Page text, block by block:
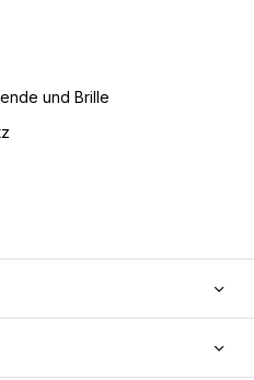
und Brille